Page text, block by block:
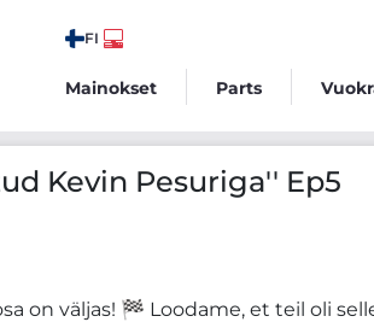
FI
Mainokset Parts
Ep5
Kevin Pesuriga'' Ep5
on väljas! 🏁 Loodame, et teil oli